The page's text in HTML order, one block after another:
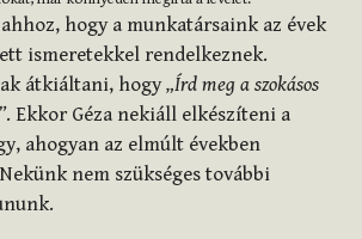
hogy a munkatársaink az évek
ismeretekkel rendelkeznek.
átkiáltani, hogy„Írd meg a szokásos
. Ekkor Géza nekiáll elkészíteni a
ahogyan az elmúlt években
nem szükséges további